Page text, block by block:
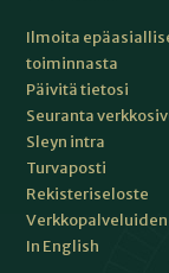
Ilmoita
toiminnasta
Päivitä tietosi
Seuranta
Sleyn intra
Turvaposti
Rekisteriseloste
In English